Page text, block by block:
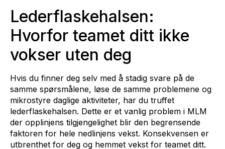
Lederflaskehalsen:
Hvorfor teamet ditt ikke
vokser uten deg
Hvis du finner deg selv med å stadig svare på de
samme spørsmålene, løse de samme problemene og
mikrostyre daglige aktiviteter, har du truffet
lederflaskehalsen. Dette er et vanlig problem i MLM
der opplinjens tilgjengelighet blir den begrensende
faktoren for hele nedlinjens vekst. Konsekvensen er
utbrenthet for deg og hemmet vekst for teamet ditt.